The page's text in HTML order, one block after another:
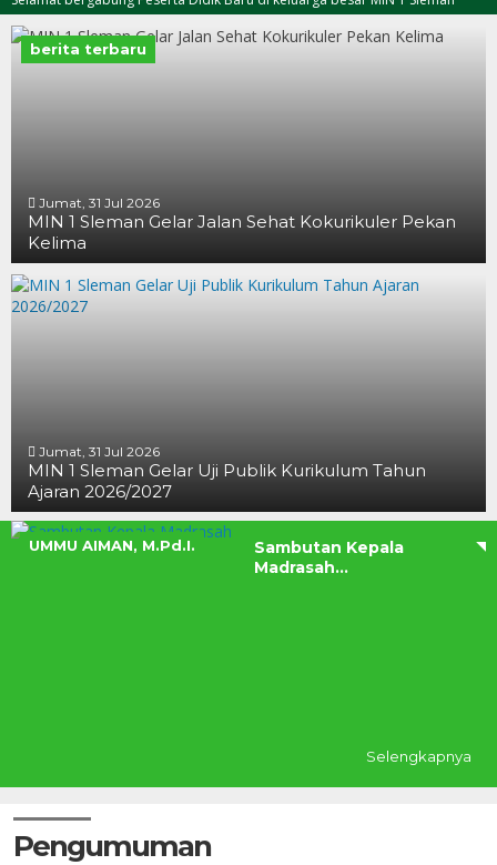
berita terbaru
Jumat, 31 Jul 2026
MIN 1 Sleman Gelar Jalan Sehat Kokurikuler Pekan
Kelima
Jumat, 31 Jul 2026
MIN 1 Sleman Gelar Uji Publik Kurikulum Tahun
Ajaran 2026/2027
UMMU AIMAN, M.Pd.I.
Sambutan Kepala
Madrasah...
Selengkapnya
Pengumuman